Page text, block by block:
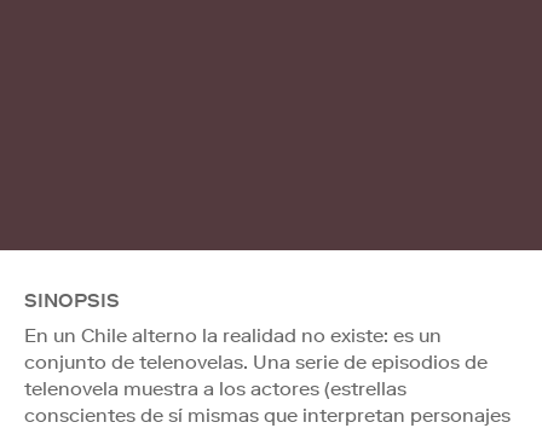
SINOPSIS
En un Chile alterno la realidad no existe: es un
conjunto de telenovelas. Una serie de episodios de
telenovela muestra a los actores (estrellas
conscientes de sí mismas que interpretan personajes